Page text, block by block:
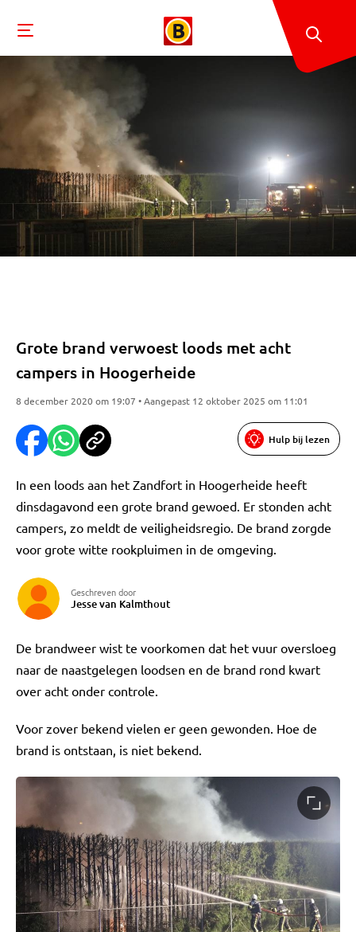
Grote brand verwoest loods met acht
campers in Hoogerheide
8 december 2020 om 19:07 • Aangepast 12 oktober 2025 om 11:01
Hulp bij lezen
In een loods aan het Zandfort in Hoogerheide heeft
dinsdagavond een grote brand gewoed. Er stonden acht
campers, zo meldt de veiligheidsregio. De brand zorgde
voor grote witte rookpluimen in de omgeving.
Geschreven door
Jesse van Kalmthout
De brandweer wist te voorkomen dat het vuur oversloeg
naar de naastgelegen loodsen en de brand rond kwart
over acht onder controle.
Voor zover bekend vielen er geen gewonden. Hoe de
brand is ontstaan, is niet bekend.